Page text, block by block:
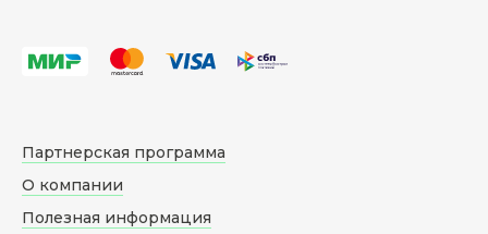
Партнерская программа
О компании
Полезная информация